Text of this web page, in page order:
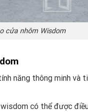
cửa nhôm Wisdom
năng thông minh
wisdom có thể được